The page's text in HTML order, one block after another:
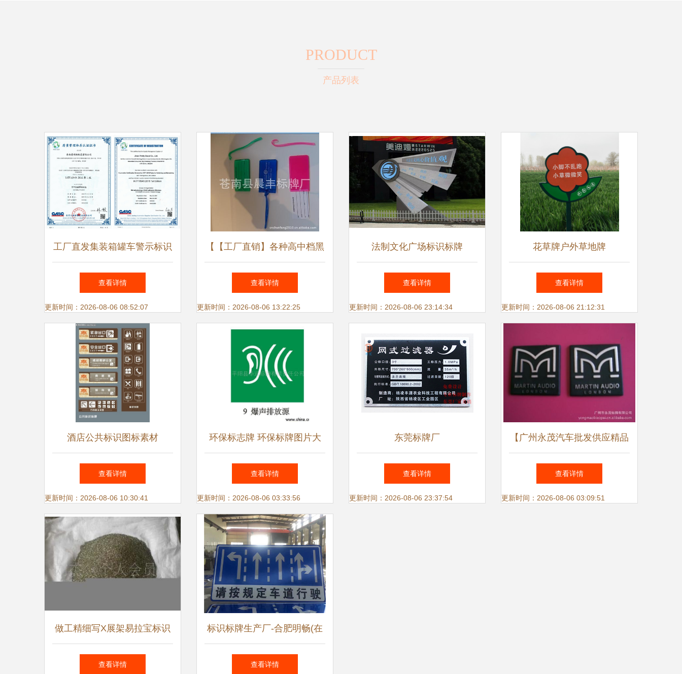
PRODUCT
产品列表
工厂直发集装箱罐车警示标识
标志CAUTION SUPER
HEAVY 标语
查看详情
更新时间：2026-08-06 08:52:07
【【工厂直销】各种高中档黑
色亮光真皮行李牌/可混批 皮
革烙印】价格,厂家,图片,其他
标牌厂-
查看详情
更新时间：2026-08-06 13:22:25
法制文化广场标识标牌
查看详情
更新时间：2026-08-06 23:14:34
花草牌户外草地牌
查看详情
更新时间：2026-08-06 21:12:31
酒店公共标识图标素材
查看详情
更新时间：2026-08-06 10:30:41
环保标志牌 环保标牌图片大
全 平阳县华远标牌有限责任
公司
查看详情
更新时间：2026-08-06 03:33:56
东莞标牌厂
查看详情
更新时间：2026-08-06 23:37:54
【广州永茂汽车批发供应精品
高档注塑电镀标牌】价格,厂
家,图片,其他商标、标识产品,
查看详情
更新时间：2026-08-06 03:09:51
做工精细写X展架易拉宝标识
标牌广告牌等厂家直销_传
查看详情
标识标牌生产厂-合肥明畅(在
线咨询)-扬州标识标牌
查看详情